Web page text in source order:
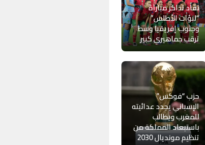
نفاد تذاكر مباراة
“لبؤات الأطلس”
وجنوب إفريقيا وسط
ترقب جماهيري كبير
حزب “فوكس”
الإسباني يجدد عدائيته
للمغرب ويطالب
باستبعاد المملكة من
تنظيم مونديال 2030